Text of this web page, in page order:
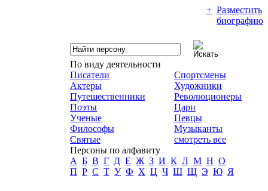
+ Разместить
биографию
По виду деятельности
Писатели
Актеры
Путешественники
Поэты
Ученые
Философы
Святые
Спортсмены
Художники
Революционеры
Цари
Певцы
Музыканты
смотреть все
Персоны по алфавиту
А Б В Г Д Е Ж З И К Л М Н О
П Р С Т У Ф Х Ц Ч Ш Щ Э Ю Я